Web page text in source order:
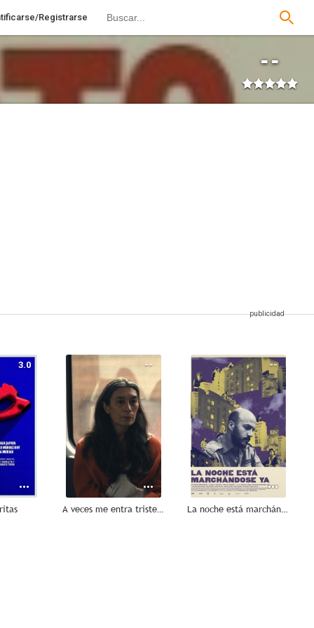
Registrarse
--
3.0 --
A veces me entra tristeza, otras veces rebelión
--
La noche está marchándose ya